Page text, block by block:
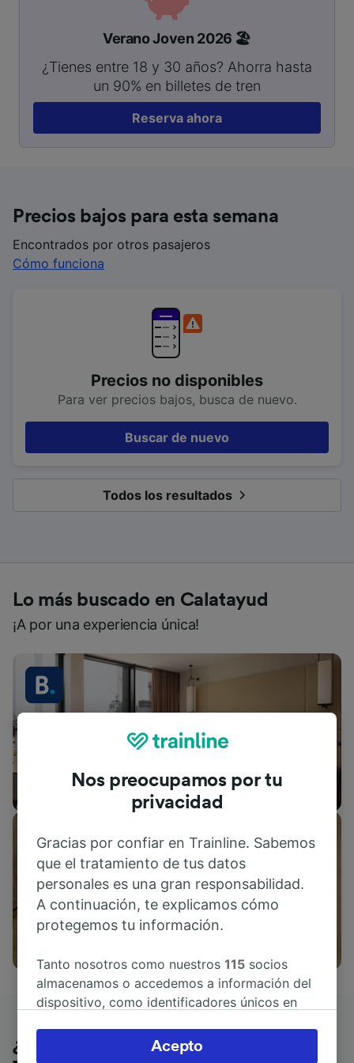
Verano Joven 2026 🏖️
¿Tienes entre 18 y 30 años? Ahorra hasta
un 90% en billetes de tren
Reserva ahora
Precios bajos para esta semana
Encontrados por otros pasajeros
Cómo funciona
Precios no disponibles
Para ver precios bajos, busca de nuevo.
Buscar de nuevo
Todos los resultados
Lo más buscado en Calatayud
¡A por una experiencia única!
Alojamientos
¿Qué piensan nuestros clientes de
Nos preocupamos por tu
privacidad
Gracias por confiar en Trainline. Sabemos
que el tratamiento de tus datos
personales es una gran responsabilidad.
A continuación, te explicamos cómo
protegemos tu información.
Tanto nosotros como nuestros115 socios
almacenamos o accedemos a información del
dispositivo, como identificadores únicos en
Puedes aceptar o administrar tus preferencias
haciendo clic abajo, incluido el derecho de
Acepto